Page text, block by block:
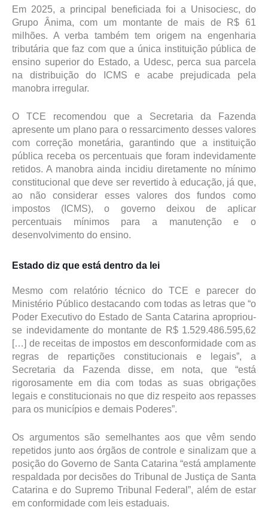
Em 2025, a principal beneficiada foi a Unisociesc, do
Grupo Ânima, com um montante de mais de R$ 61
milhões. A verba também tem origem na engenharia
tributária que faz com que a única instituição pública de
ensino superior do Estado, a Udesc, perca sua parcela
na distribuição do ICMS e acabe prejudicada pela
manobra irregular.
O TCE recomendou que a Secretaria da Fazenda
apresente um plano para o ressarcimento desses valores
com correção monetária, garantindo que a instituição
pública receba os percentuais que foram indevidamente
retidos. A manobra ainda incidiu diretamente no mínimo
constitucional que deve ser revertido à educação, já que,
ao não considerar esses valores dos fundos como
impostos (ICMS), o governo deixou de aplicar
percentuais mínimos para a manutenção e o
desenvolvimento do ensino.
Estado diz que está dentro da lei
Mesmo com relatório técnico do TCE e parecer do
Ministério Público destacando com todas as letras que “o
Poder Executivo do Estado de Santa Catarina apropriou-
se indevidamente do montante de R$ 1.529.486.595,62
[…] de receitas de impostos em desconformidade com as
regras de repartições constitucionais e legais”, a
Secretaria da Fazenda disse, em nota, que “está
rigorosamente em dia com todas as suas obrigações
legais e constitucionais no que diz respeito aos repasses
para os municípios e demais Poderes”.
Os argumentos são semelhantes aos que vêm sendo
repetidos junto aos órgãos de controle e sinalizam que a
posição do Governo de Santa Catarina “está amplamente
respaldada por decisões do Tribunal de Justiça de Santa
Catarina e do Supremo Tribunal Federal”, além de estar
em conformidade com leis estaduais.